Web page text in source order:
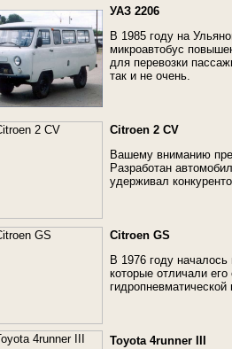
УАЗ 2206
В 1985 году на
микроавтобус
для перевозки
так и не очень.
Citroen 2 CV
Вашему вниманию
Разработан
удерживал
Citroen GS
В 1976 году
которые отличали
гидропневматической
Toyota 4runner III